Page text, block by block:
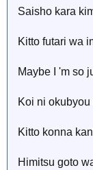
Saisho kara
Kitto futari wa
Maybe I 'm so
Koi ni
Kitto konna
Himitsu goto